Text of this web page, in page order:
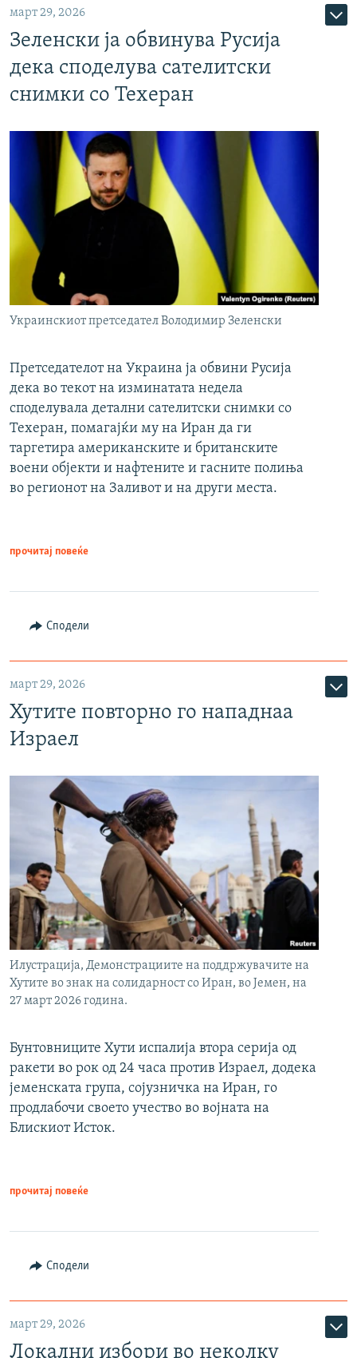
март 29, 2026
Зеленски ја обвинува Русија
дека споделува сателитски
снимки со Техеран
Украинскиот претседател Володимир Зеленски
Претседателот на Украина ја обвини Русија
дека во текот на изминатата недела
споделувала детални сателитски снимки со
Техеран, помагајќи му на Иран да ги
таргетира американските и британските
воени објекти и нафтените и гасните полиња
во регионот на Заливот и на други места.
прочитај повеќе
Сподели
март 29, 2026
Хутите повторно го нападнаа
Израел
Илустрација, Демонстрациите на поддржувачите на
Хутите во знак на солидарност со Иран, во Јемен, на
27 март 2026 година.
Бунтовниците Хути испалија втора серија од
ракети во рок од 24 часа против Израел, додека
јеменската група, сојузничка на Иран, го
продлабочи своето учество во војната на
Блискиот Исток.
прочитај повеќе
Сподели
март 29, 2026
Локални избори во неколку